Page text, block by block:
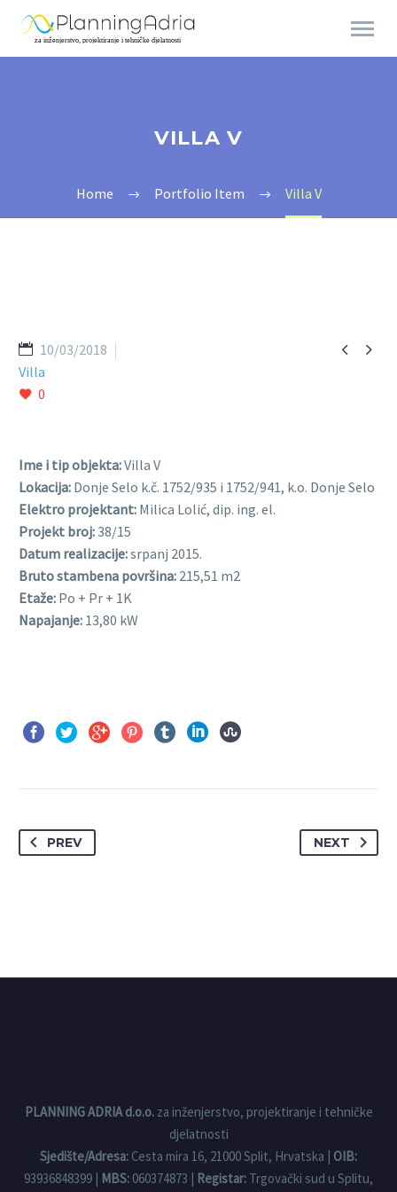
VILLA V
Home Portfolio Item Villa V
 
10/03/2018
Villa
0
Ime i tip objekta:Villa V
Lokacija: Donje Selo k.č. 1752/935 i 1752/941, k.o. Donje Selo
Elektro projektant: Milica Lolić, dip. ing. el.
Projekt broj:38/15
Datum realizacije:srpanj 2015.
Bruto stambena površina: 215,51 m2
Etaže: Po + Pr + 1K
Napajanje: 13,80 kW
PREV NEXT
PLANNING ADRIA d.o.o.za inženjerstvo, projektiranje i tehničke
djelatnosti
Sjedište/Adresa: Cesta mira 16, 21000 Split, Hrvatska | OIB:
93936848399 | MBS: 060374873 | Registar: Trgovački sud u Splitu,